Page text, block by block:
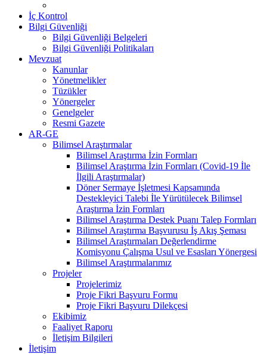
İç Kontrol
Bilgi Güvenliği
Bilgi Güvenliği Belgeleri
Bilgi Güvenliği Politikaları
Mevzuat
Kanunlar
Yönetmelikler
Tüzükler
Yönergeler
Genelgeler
Resmi Gazete
AR-GE
Bilimsel Araştırmalar
Bilimsel Araştırma İzin Formları
Bilimsel Araştırma İzin Formları (Covid-19 İle
İlgili Araştırmalar)
Döner Sermaye İşletmesi Kapsamında
Destekleyici Talebi İle Yürütülecek Bilimsel
Araştırma İzin Formları
Bilimsel Araştırma Destek Puanı Talep Formları
Bilimsel Araştırma Başvurusu İş Akış Şeması
Bilimsel Araştırmaları Değerlendirme
Komisyonu Çalışma Usul ve Esasları Yönergesi
Bilimsel Araştırmalarımız
Projeler
Projelerimiz
Proje Fikri Başvuru Formu
Proje Fikri Başvuru Dilekçesi
Ekibimiz
Faaliyet Raporu
İletişim Bilgileri
İletişim